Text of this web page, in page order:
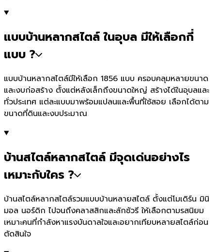
แบบบ้านหลากสไตล์ ในอุบล มีให้เลือกกี่
แบบ ?
แบบบ้านหลากสไตล์มีให้เลือก 1856 แบบ ครอบคลุมหลายขนาด
และงบก่อสร้าง ตั้งแต่หลังเล็กถึงขนาดใหญ่ สร้างได้ในอุบลและ
ทั่วประเทศ แต่ละแบบมาพร้อมแปลนและพื้นที่ใช้สอย เลือกได้ตาม
ขนาดที่ดินและงบประมาณ
บ้านสไตล์หลากสไตล์ มีจุดเด่นอย่างไร
เหมาะกับใคร ?
บ้านสไตล์หลากสไตล์รวมแบบบ้านหลายสไตล์ ตั้งแต่โมเดิร์น มินิ
มอล นอร์ดิก ไปจนถึงคลาสสิกและลักชัวรี ให้เลือกตามรสนิยม
เหมาะคนที่กำลังหาแรงบันดาลใจและอยากเทียบหลายสไตล์ก่อน
ตัดสินใจ